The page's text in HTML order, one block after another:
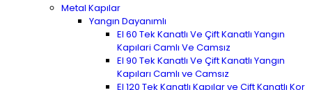
Metal Kapılar
Yangın Dayanımlı
EI 60 Tek Kanatlı Ve Çift Kanatlı Yangın
Kapılari Camlı Ve Camsız
EI 90 Tek Kanatlı Ve Çift Kanatlı Yangın
Kapıları Camlı ve Camsız
EI 120 Tek Kanatlı Kapılar ve Çift Kanatlı Kor